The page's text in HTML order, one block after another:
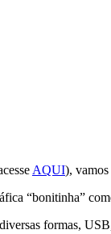
AQUI),
“bonitinha”
formas,